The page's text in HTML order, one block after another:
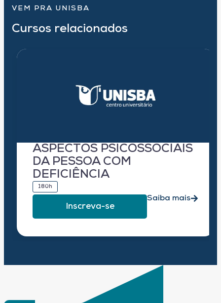
VEM PRA UNISBA
Cursos relacionados
ASPECTOS PSICOSSOCIAIS
DA PESSOA COM
DEFICIÊNCIA
180h
Inscreva-se
Saiba mais